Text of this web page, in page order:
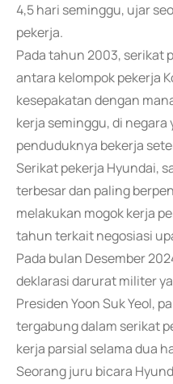
4,5 hari seminggu, ujar
pekerja.
Pada tahun 2003, serikat
antara kelompok pekerja
kesepakatan dengan
kerja seminggu, di negara
penduduknya bekerja
Serikat pekerja Hyundai,
terbesar dan paling
melakukan mogok kerja
tahun terkait negosiasi
Pada bulan Desember
deklarasi darurat militer
Presiden Yoon Suk Yeol,
tergabung dalam serikat
kerja parsial selama dua
Seorang juru bicara